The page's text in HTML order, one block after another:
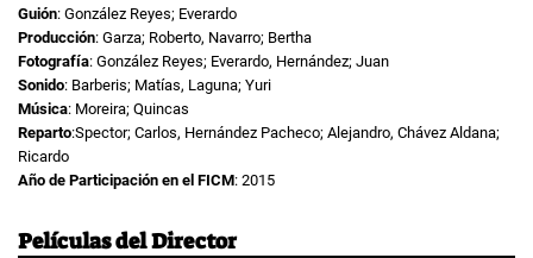
Guión: González Reyes; Everardo
Producción: Garza; Roberto, Navarro; Bertha
Fotografía: González Reyes; Everardo, Hernández; Juan
Sonido: Barberis; Matías, Laguna; Yuri
Música: Moreira; Quincas
Reparto:Spector; Carlos, Hernández Pacheco; Alejandro, Chávez Aldana;
Ricardo
Año de Participación en el FICM: 2015
Películas del Director